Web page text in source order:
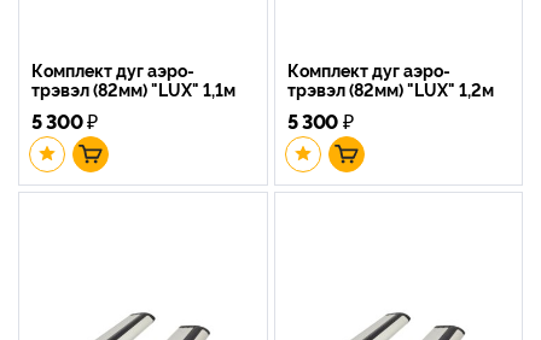
Комплект дуг аэро-
трэвэл (82мм) "LUX" 1,1м
5 300₽
Комплект дуг аэро-
трэвэл (82мм) "LUX" 1,2м
5 300₽